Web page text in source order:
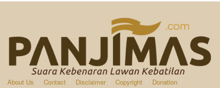
About Us Contact Disclaimer Copyright
Donation